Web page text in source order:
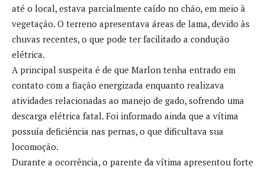
até o local, estava parcialmente caído no chão, em meio à
vegetação. O terreno apresentava áreas de lama, devido às
chuvas recentes, o que pode ter facilitado a condução
elétrica.
A principal suspeita é de que Marlon tenha entrado em
contato com a fiação energizada enquanto realizava
atividades relacionadas ao manejo de gado, sofrendo uma
descarga elétrica fatal. Foi informado ainda que a vítima
possuía deficiência nas pernas, o que dificultava sua
locomoção.
Durante a ocorrência, o parente da vítima apresentou forte